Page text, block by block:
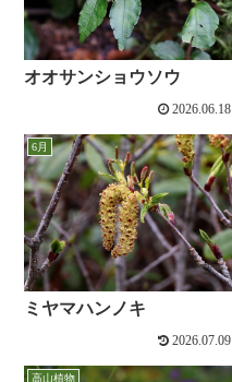
オオサンショウソウ
2026.06.18
6月
ミヤマハンノキ
2026.07.09
高山植物